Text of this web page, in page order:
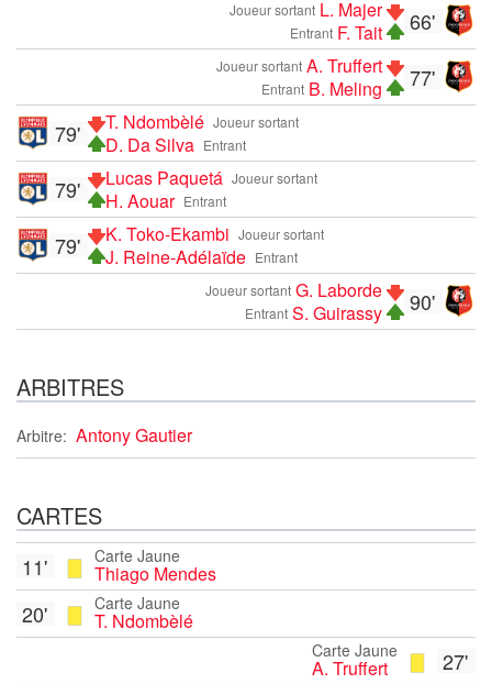
66'
Joueur sortant L. Majer
Entrant F. Tait
77'
Joueur sortant A. Truffert
Entrant B. Meling
Joueur sortant
T. Ndombèlé
Entrant
D. Da Silva
79'
Joueur sortant
Lucas Paquetá
Entrant
H. Aouar
79'
Joueur sortant
K. Toko-Ekambi
Entrant
J. Reine-Adélaïde
79'
90'
Joueur sortant G. Laborde
Entrant S. Guirassy
ARBITRES
Arbitre: Antony Gautier
CARTES
Carte Jaune
Thiago Mendes
11'
Carte Jaune
T. Ndombèlé
20'
27'
Carte Jaune
A. Truffert